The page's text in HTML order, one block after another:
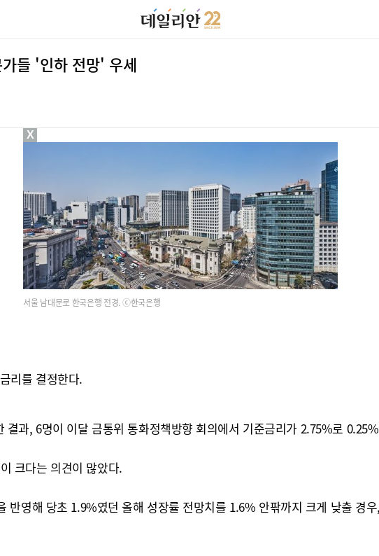
들 '인하 전망' 우세
서울 남대문로 한국은행 전경. ⓒ한국은행
리를 결정한다.
과, 6명이 이달 금통위 통화정책방향 회의에서 기준금리가 2.75%로
크다는 의견이 많았다.
반영해 당초 1.9%였던 올해 성장률 전망치를 1.6% 안팎까지 크게 낮출 경
X